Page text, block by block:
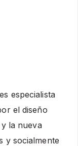
especialista
el diseño
la nueva
y socialmente